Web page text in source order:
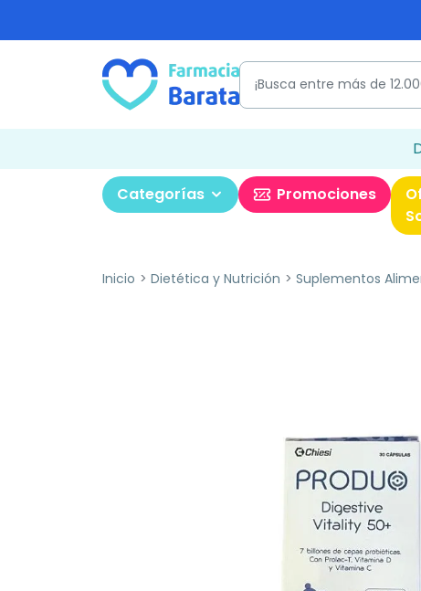
Categorías Promociones
Inicio Dietética y Nutrición Suplementos